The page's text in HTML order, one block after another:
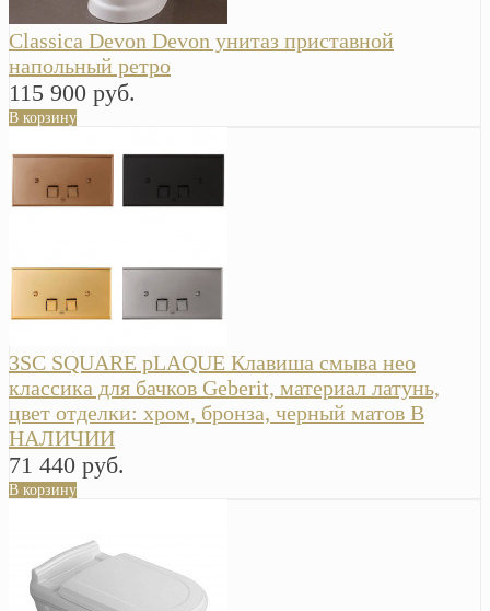
Classica Devon Devon унитаз приставной
напольный ретро
115 900 руб.
В корзину
3SC SQUARE pLAQUE Клавиша смыва нео
классика для бачков Geberit, материал латунь,
цвет отделки: хром, бронза, черный матов В
НАЛИЧИИ
71 440 руб.
В корзину